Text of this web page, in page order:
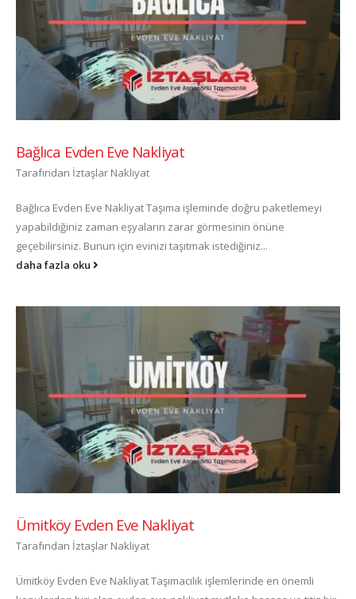
Bağlıca Evden Eve Nakliyat
Tarafından İztaşlar Nakliyat
Bağlıca Evden Eve Nakliyat Taşıma işleminde doğru paketlemeyi
yapabildiğiniz zaman eşyaların zarar görmesinin önüne
geçebilirsiniz. Bunun için evinizi taşıtmak istediğiniz...
daha fazla oku
Ümitköy Evden Eve Nakliyat
Tarafından İztaşlar Nakliyat
Ümitköy Evden Eve Nakliyat Taşımacılık işlemlerinde en önemli